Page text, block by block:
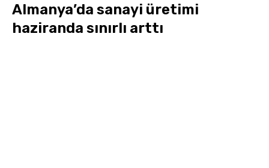
Almanya’da sanayi üretimi
haziranda sınırlı arttı